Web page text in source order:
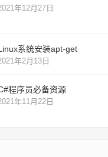
年12月27日
系统安装apt-get
年2月13日
程序员必备资源
年11月22日